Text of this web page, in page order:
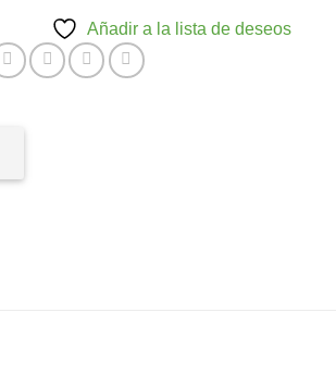
Añadir a la lista de deseos